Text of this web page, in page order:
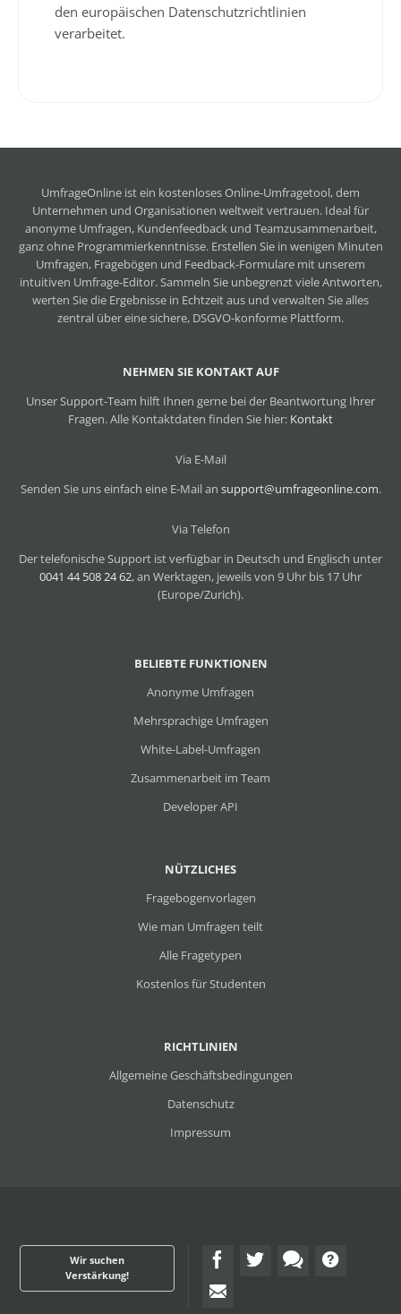
den europäischen Datenschutzrichtlinien
verarbeitet.
UmfrageOnline ist ein kostenloses Online-Umfragetool, dem
Unternehmen und Organisationen weltweit vertrauen. Ideal für
anonyme Umfragen, Kundenfeedback und Teamzusammenarbeit,
ganz ohne Programmierkenntnisse. Erstellen Sie in wenigen Minuten
Umfragen, Fragebögen und Feedback-Formulare mit unserem
intuitiven Umfrage-Editor. Sammeln Sie unbegrenzt viele Antworten,
werten Sie die Ergebnisse in Echtzeit aus und verwalten Sie alles
zentral über eine sichere, DSGVO-konforme Plattform.
RICHTLINIEN
Allgemeine Geschäftsbedingungen
Datenschutz
Impressum
NÜTZLICHES
Fragebogenvorlagen
Wie man Umfragen teilt
Alle Fragetypen
Kostenlos für Studenten
BELIEBTE FUNKTIONEN
Anonyme Umfragen
Mehrsprachige Umfragen
White-Label-Umfragen
Zusammenarbeit im Team
Developer API
NEHMEN SIE KONTAKT AUF
Unser Support-Team hilft Ihnen gerne bei der Beantwortung Ihrer
Fragen. Alle Kontaktdaten finden Sie hier: Kontakt
Via E-Mail
Senden Sie uns einfach eine E-Mail an support@umfrageonline.com.
Via Telefon
Der telefonische Support ist verfügbar in Deutsch und Englisch unter
0041 44 508 24 62, an Werktagen, jeweils von 9 Uhr bis 17 Uhr
(Europe/Zurich).
Wir suchen
Verstärkung!